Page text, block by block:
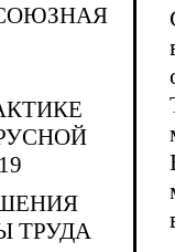
ТРУДА